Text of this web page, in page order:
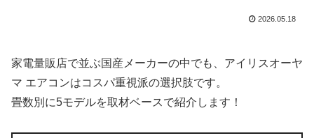
2026.05.18
家電量販店で並ぶ国産メーカーの中でも、アイリスオーヤ
マ エアコンはコスパ重視派の選択肢です。
畳数別に5モデルを取材ベースで紹介します！